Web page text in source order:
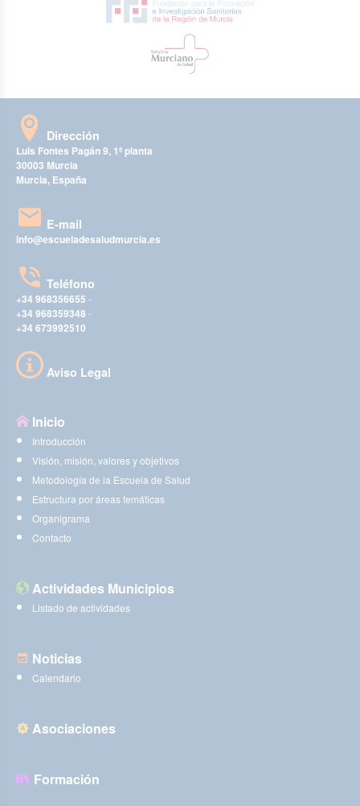
Dirección
Luis Fontes Pagán 9, 1ª planta
30003 Murcia
Murcia, España
E-mail
info@escueladesaludmurcia.es
Teléfono
+34 968356655 -
+34 968359348 -
+34 673992510
Aviso Legal
Inicio
Introducción
Visión, misión, valores y objetivos
Metodología de la Escuela de Salud
Estructura por áreas temáticas
Organigrama
Contacto
Actividades Municipios
Listado de actividades
Noticias
Calendario
Asociaciones
Formación